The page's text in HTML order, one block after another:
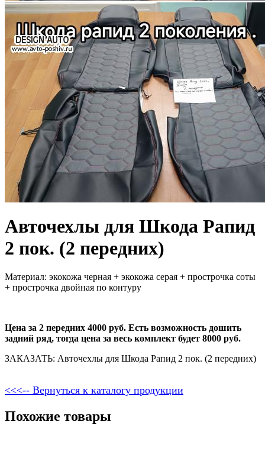
Авточехлы для Шкода Рапид
2 пок. (2 передних)
Материал: экокожа черная + экокожа серая + прострочка соты
+ прострочка двойная по контуру
Цена за 2 передних 4000 руб. Есть возможность дошить
задний ряд, тогда цена за весь комплект будет 8000 руб.
ЗАКАЗАТЬ: Авточехлы для Шкода Рапид 2 пок. (2 передних)
<<<-- Вернуться к каталогу продукции
Похожие товары